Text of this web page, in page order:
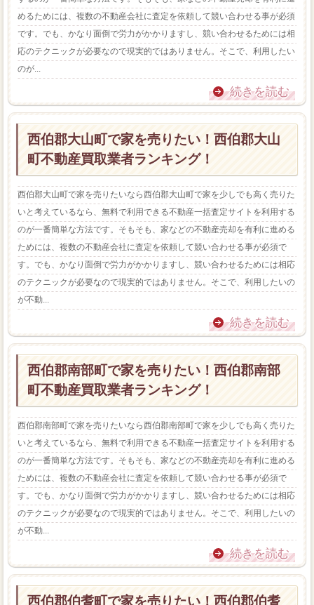
めるためには、複数の不動産会社に査定を依頼して競い合わせる事が必須
です。でも、かなり面倒で労力がかかりますし、競い合わせるためには相
応のテクニックが必要なので現実的ではありません。そこで、利用したい
のが...
続きを読む
西伯郡大山町で家を売りたい！西伯郡大山
町不動産買取業者ランキング！
西伯郡大山町で家を売りたいなら西伯郡大山町で家を少しでも高く売りた
いと考えているなら、無料で利用できる不動産一括査定サイトを利用する
のが一番簡単な方法です。そもそも、家などの不動産売却を有利に進める
ためには、複数の不動産会社に査定を依頼して競い合わせる事が必須で
す。でも、かなり面倒で労力がかかりますし、競い合わせるためには相応
のテクニックが必要なので現実的ではありません。そこで、利用したいの
が不動...
続きを読む
西伯郡南部町で家を売りたい！西伯郡南部
町不動産買取業者ランキング！
西伯郡南部町で家を売りたいなら西伯郡南部町で家を少しでも高く売りた
いと考えているなら、無料で利用できる不動産一括査定サイトを利用する
のが一番簡単な方法です。そもそも、家などの不動産売却を有利に進める
ためには、複数の不動産会社に査定を依頼して競い合わせる事が必須で
す。でも、かなり面倒で労力がかかりますし、競い合わせるためには相応
のテクニックが必要なので現実的ではありません。そこで、利用したいの
が不動...
続きを読む
西伯郡伯耆町で家を売りたい！西伯郡伯耆